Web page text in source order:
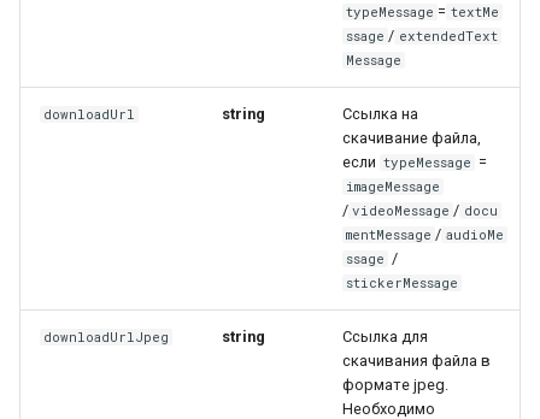
typeMessage = textMe
ssage / extendedText
Message
downloadUrl string
Ссылка на
скачивание файла,
если typeMessage =
imageMessage
/ videoMessage / docu
mentMessage / audioMe
ssage /
stickerMessage
downloadUrlJpeg string
Ссылка для
скачивания файла в
формате jpeg.
Необходимо